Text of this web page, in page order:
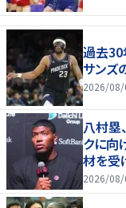
過去30
サンズ
2026/08/
八村塁
クに向
材を受
2026/08/